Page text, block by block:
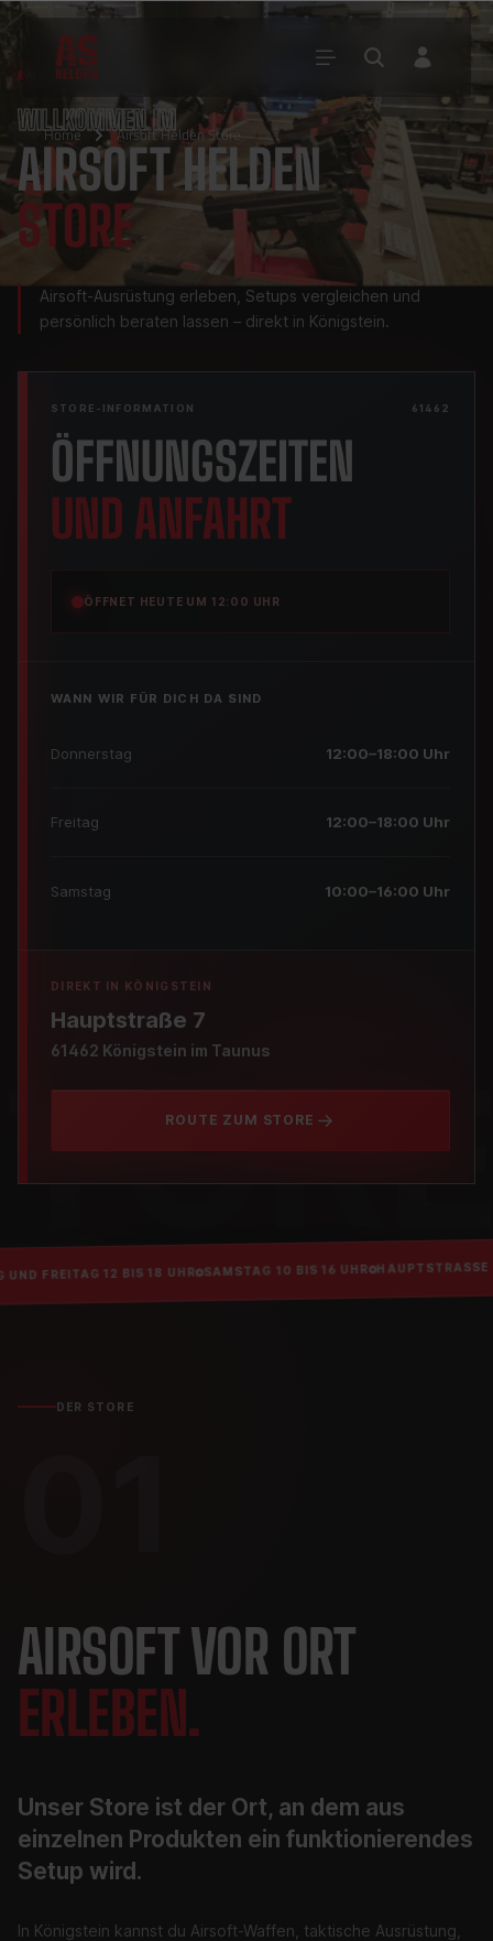
Home Airsoft Helden Store
AIRSOFT HELDEN STORE · KÖNIGSTEIN
WILLKOMMEN IM
AIRSOFT HELDEN
STORE
Airsoft-Ausrüstung erleben, Setups vergleichen und
persönlich beraten lassen – direkt in Königstein.
STORE-INFORMATION 61462
ÖFFNUNGSZEITEN
UND ANFAHRT
ÖFFNET HEUTE UM 12:00 UHR
WANN WIR FÜR DICH DA SIND
Donnerstag 12:00–18:00 Uhr
Freitag 12:00–18:00 Uhr
Samstag 10:00–16:00 Uhr
DIREKT IN KÖNIGSTEIN
Hauptstraße 7
61462 Königstein im Taunus
ROUTE ZUM STORE
12 BIS 18 UHR SAMSTAG 10 BIS 16 UHR HAUPTSTRASSE 7
DER STORE
AIRSOFT VOR ORT
ERLEBEN.
Unser Store ist der Ort, an dem aus
einzelnen Produkten ein funktionierendes
Setup wird.
In Königstein kannst du Airsoft-Waffen, taktische Ausrüstung,